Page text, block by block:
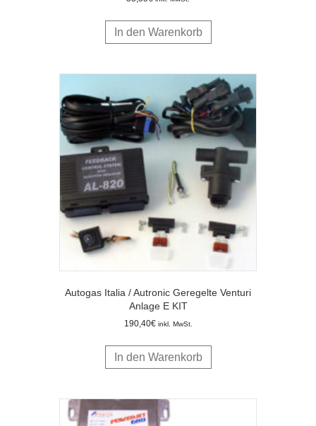
In den Warenkorb
Autogas Italia / Autronic Geregelte Venturi
Anlage E KIT
190,40€ inkl. MwSt.
In den Warenkorb